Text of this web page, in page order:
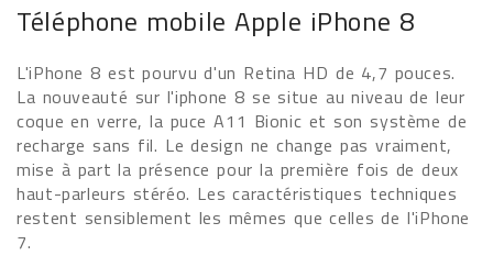
Téléphone mobile Apple iPhone 8
L'iPhone 8 est pourvu d'un Retina HD de 4,7 pouces.
La nouveauté sur l'iphone 8 se situe au niveau de leur
coque en verre, la puce A11 Bionic et son système de
recharge sans fil. Le design ne change pas vraiment,
mise à part la présence pour la première fois de deux
haut-parleurs stéréo. Les caractéristiques techniques
restent sensiblement les mêmes que celles de l'iPhone
7.